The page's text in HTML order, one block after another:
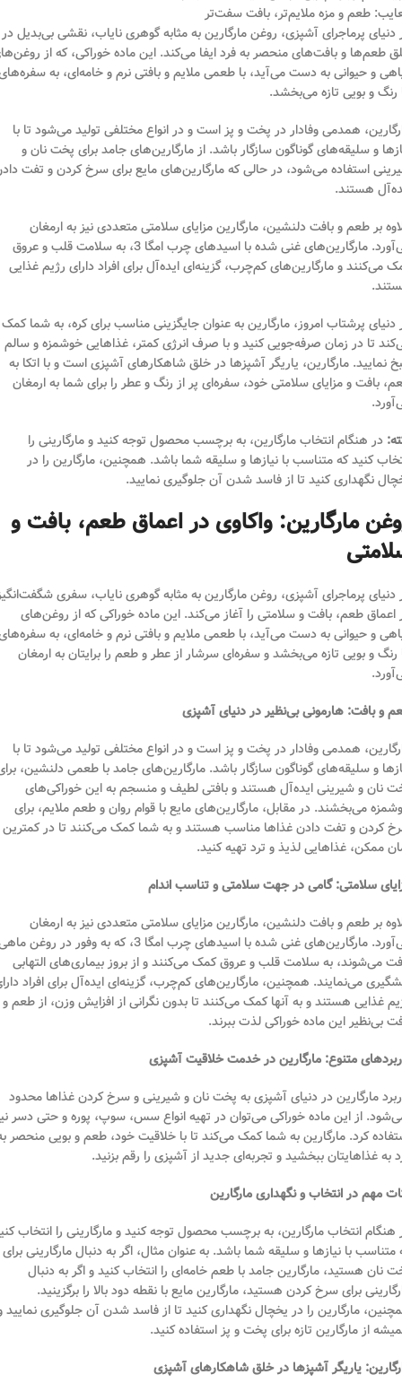
طعم و مزه ملایم‌تر، بافت سفت‌تر
دنیای پرماجرای آشپزی، روغن مارگارین به مثابه گوهری نایاب، نقشی بی‌بدیل در
طعم‌ها و بافت‌های منحصر به فرد ایفا می‌کند. این ماده خوراکی، که از
و حیوانی به دست می‌آید، با طعمی ملایم و بافتی نرم و خامه‌ای، به
رنگ و بویی تازه می‌بخشد.
همدمی وفادار در پخت و پز است و در انواع مختلفی تولید می‌شود تا با
و سلیقه‌های گوناگون سازگار باشد. از مارگارین‌های جامد برای پخت نان و
استفاده می‌شود، در حالی که مارگارین‌های مایع برای سرخ کردن و تفت
هستند.
بر طعم و بافت دلنشین، مارگارین مزایای سلامتی متعددی نیز به ارمغان
می‌آورد. مارگارین‌های غنی شده با اسیدهای چرب امگا 3، به سلامت قلب و عروق
می‌کنند و مارگارین‌های کم‌چرب، گزینه‌ای ایده‌آل برای افراد دارای رژیم غذایی
دنیای پرشتاب امروز، مارگارین به عنوان جایگزینی مناسب برای کره، به شما کمک
تا در زمان صرفه‌جویی کنید و با صرف انرژی کمتر، غذاهایی خوشمزه و سالم
نمایید. مارگارین، یاریگر آشپزها در خلق شاهکارهای آشپزی است و با اتکا به
بافت و مزایای سلامتی خود، سفره‌ای پر از رنگ و عطر را برای شما به ارمغان
در هنگام انتخاب مارگارین، به برچسب محصول توجه کنید و مارگارینی را
کنید که متناسب با نیازها و سلیقه شما باشد. همچنین، مارگارین را در
نگهداری کنید تا از فاسد شدن آن جلوگیری نمایید.
مارگارین: واکاوی در اعماق طعم، بافت و
دنیای پرماجرای آشپزی، روغن مارگارین به مثابه گوهری نایاب، سفری
اعماق طعم، بافت و سلامتی را آغاز می‌کند. این ماده خوراکی که از روغن‌های
و حیوانی به دست می‌آید، با طعمی ملایم و بافتی نرم و خامه‌ای، به
رنگ و بویی تازه می‌بخشد و سفره‌ای سرشار از عطر و طعم را برایتان به ارمغان
و بافت: هارمونی بی‌نظیر در دنیای آشپزی
همدمی وفادار در پخت و پز است و در انواع مختلفی تولید می‌شود تا با
و سلیقه‌های گوناگون سازگار باشد. مارگارین‌های جامد با طعمی دلنشین،
نان و شیرینی ایده‌آل هستند و بافتی لطیف و منسجم به این خوراکی‌های
می‌بخشند. در مقابل، مارگارین‌های مایع با قوام روان و طعم ملایم، برای
کردن و تفت دادن غذاها مناسب هستند و به شما کمک می‌کنند تا در کمترین
ممکن، غذاهایی لذیذ و ترد تهیه کنید.
سلامتی: گامی در جهت سلامتی و تناسب اندام
بر طعم و بافت دلنشین، مارگارین مزایای سلامتی متعددی نیز به ارمغان
می‌آورد. مارگارین‌های غنی شده با اسیدهای چرب امگا 3، که به وفور در روغن
می‌شوند، به سلامت قلب و عروق کمک می‌کنند و از بروز بیماری‌های التهابی
می‌نمایند. همچنین، مارگارین‌های کم‌چرب، گزینه‌ای ایده‌آل برای افراد
غذایی هستند و به آنها کمک می‌کنند تا بدون نگرانی از افزایش وزن، از طعم و
بی‌نظیر این ماده خوراکی لذت ببرند.
متنوع: مارگارین در خدمت خلاقیت آشپزی
مارگارین در دنیای آشپزی به پخت نان و شیرینی و سرخ کردن غذاها محدود
از این ماده خوراکی می‌توان در تهیه انواع سس، سوپ، پوره و حتی دسر
کرد. مارگارین به شما کمک می‌کند تا با خلاقیت خود، طعم و بویی منحصر
به غذاهایتان ببخشید و تجربه‌ای جدید از آشپزی را رقم بزنید.
مهم در انتخاب و نگهداری مارگارین
هنگام انتخاب مارگارین، به برچسب محصول توجه کنید و مارگارینی را انتخاب
متناسب با نیازها و سلیقه شما باشد. به عنوان مثال، اگر به دنبال مارگارینی برای
نان هستید، مارگارین جامد با طعم خامه‌ای را انتخاب کنید و اگر به دنبال
برای سرخ کردن هستید، مارگارین مایع با نقطه دود بالا را برگزینید.
مارگارین را در یخچال نگهداری کنید تا از فاسد شدن آن جلوگیری نمایید
از مارگارین تازه برای پخت و پز استفاده کنید.
یاریگر آشپزها در خلق شاهکارهای آشپزی